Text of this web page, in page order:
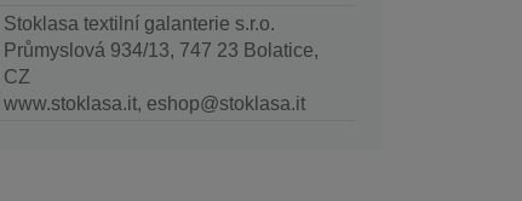
Stoklasa textilní galanterie s.r.o.
Průmyslová 934/13, 747 23 Bolatice,
CZ
www.stoklasa.it, eshop@stoklasa.it